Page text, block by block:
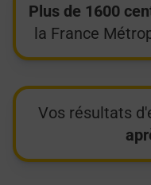
Plus de 1600
la France
Vos résultats